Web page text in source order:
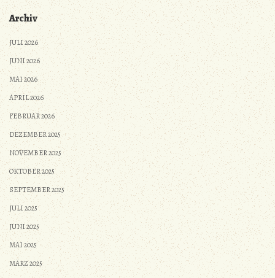
Archiv
JULI 2026
JUNI 2026
MAI 2026
APRIL 2026
FEBRUAR 2026
DEZEMBER 2025
NOVEMBER 2025
OKTOBER 2025
SEPTEMBER 2025
JULI 2025
JUNI 2025
MAI 2025
MÄRZ 2025